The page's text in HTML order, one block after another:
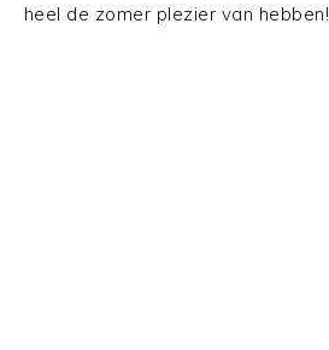
heel de zomer plezier van hebben!